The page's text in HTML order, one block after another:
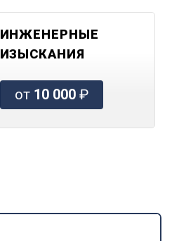
ИНЖЕНЕРНЫЕ
ИЗЫСКАНИЯ
от 10 000₽